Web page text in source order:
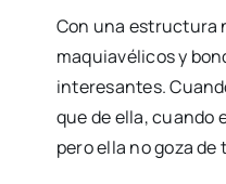
Con una estructura
maquiavélicos y
interesantes.
que de ella, cuando
pero ella no goza